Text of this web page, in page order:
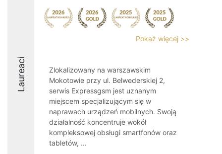
Laureaci
Pokaż więcej >>
Zlokalizowany na warszawskim
Mokotowie przy ul. Belwederskiej 2,
serwis Expressgsm jest uznanym
miejscem specjalizującym się w
naprawach urządzeń mobilnych. Swoją
działalność koncentruje wokół
kompleksowej obsługi smartfonów oraz
tabletów, ...